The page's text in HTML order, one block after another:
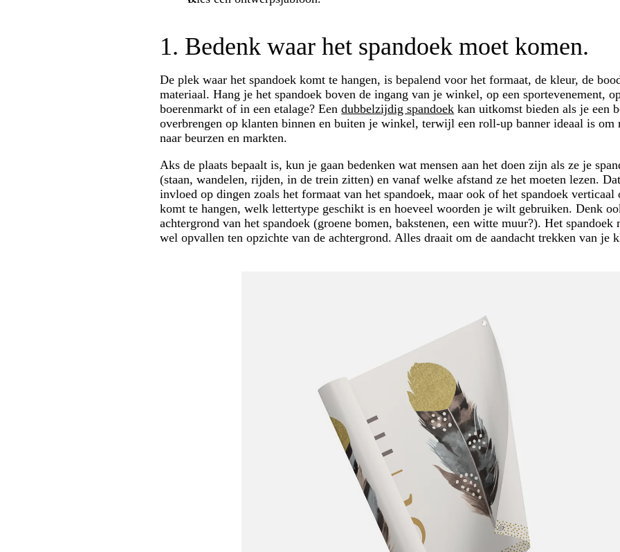
1. Bedenk waar het spandoek moet komen.
De plek waar het spandoek komt te hangen, is bepalend voor het formaat, de kleur, de
materiaal. Hang je het spandoek boven de ingang van je winkel, op een sportevenement,
boerenmarkt of in een etalage? Eendubbelzijdig spandoek kan uitkomst bieden als je een
overbrengen op klanten binnen en buiten je winkel, terwijl een roll-up banner ideaal is om
naar beurzen en markten.
Aks de plaats bepaalt is, kun je gaan bedenken wat mensen aan het doen zijn als ze je
(staan, wandelen, rijden, in de trein zitten) en vanaf welke afstand ze het moeten lezen.
invloed op dingen zoals het formaat van het spandoek, maar ook of het spandoek
komt te hangen, welk lettertype geschikt is en hoeveel woorden je wilt gebruiken. Denk
achtergrond van het spandoek (groene bomen, bakstenen, een witte muur?). Het
wel opvallen ten opzichte van de achtergrond. Alles draait om de aandacht trekken van je